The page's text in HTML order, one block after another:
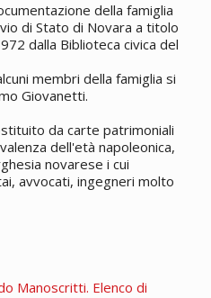
della famiglia
di Stato di Novara a titolo
dalla Biblioteca civica del
membri della famiglia si
Giovanetti.
da carte patrimoniali
dell'età napoleonica,
novarese i cui
avvocati, ingegneri molto
Manoscritti. Elenco di